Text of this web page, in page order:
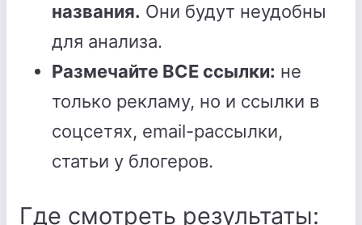
названия. Они будут неудобны
для анализа.
Размечайте ВСЕ ссылки: не
только рекламу, но и ссылки в
соцсетях, email-рассылки,
статьи у блогеров.
Где смотреть результаты: